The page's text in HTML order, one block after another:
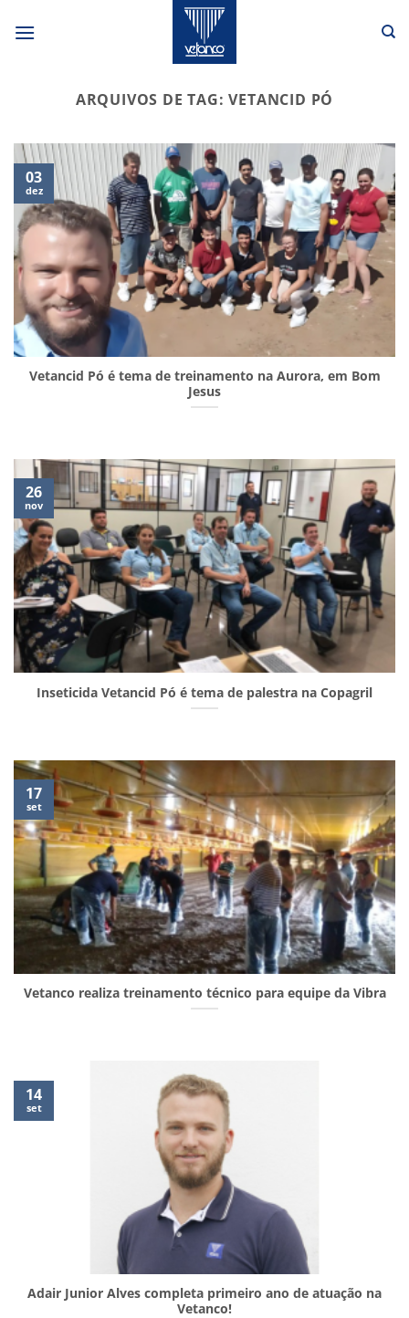
ARQUIVOS DE TAG:VETANCID PÓ
Vetancid Pó é tema de treinamento na Aurora, em Bom
Jesus
03
dez
Inseticida Vetancid Pó é tema de palestra na Copagril
26
nov
Vetanco realiza treinamento técnico para equipe da Vibra
17
set
Adair Junior Alves completa primeiro ano de atuação na
Vetanco!
14
set